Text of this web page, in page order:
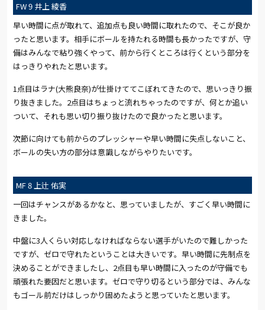
FW 9 井上 綾香
早い時間に点が取れて、追加点も良い時間に取れたので、そこが良か
ったと思います。相手にボールを持たれる時間も長かったですが、守
備はみんなで粘り強くやって、前から行くところは行くという部分を
はっきりやれたと思います。
1点目はラナ(大熊良奈)が仕掛けててこぼれてきたので、思いっきり振
り抜きました。2点目はちょっと流れちゃったのですが、何とか追い
ついて、それも思い切り振り抜けたので良かったと思います。
次節に向けても前からのプレッシャーや早い時間に失点しないこと、
ボールの失い方の部分は意識しながらやりたいです。
MF 8 上辻 佑実
一回はチャンスがあるかなと、思っていましたが、すごく早い時間に
きました。
中盤に3人くらい対応しなければならない選手がいたので難しかった
ですが、ゼロで守れたということは大きいです。早い時間に先制点を
決めることができましたし、2点目も早い時間に入ったのが守備でも
頑張れた要因だと思います。ゼロで守り切るという部分では、みんな
もゴール前だけはしっかり固めたようと思っていたと思います。